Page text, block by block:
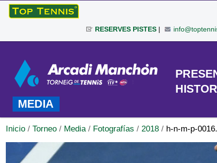
Cambiar
|
navegación
RESERVES PISTES|
Personales
TORNEO
MEDIA
Inicio / Torneo / Media / Fotografías / 2018 / h-n-m-p-